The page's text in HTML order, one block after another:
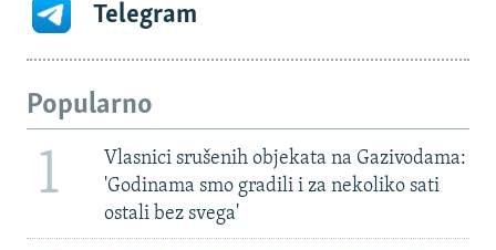
Telegram
Popularno
1
Vlasnici srušenih objekata na Gazivodama:
'Godinama smo gradili i za nekoliko sati
ostali bez svega'